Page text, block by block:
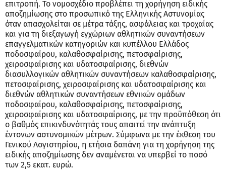
επιτροπή. Το νομοσχέδιο προβλέπει τη χορήγηση ειδικής
αποζημίωσης στο προσωπικό της Ελληνικής Αστυνομίας
όταν απασχολείται σε μέτρα τάξης, ασφάλειας και τροχαίας
και για τη διεξαγωγή εγχώριων αθλητικών συναντήσεων
επαγγελματικών κατηγοριών και κυπέλλου Ελλάδος
ποδοσφαίρου, καλαθοσφαίρισης, πετοσφαίρισης,
χειροσφαίρισης και υδατοσφαίρισης, διεθνών
διασυλλογικών αθλητικών συναντήσεων καλαθοσφαίρισης,
πετοσφαίρισης, χειροσφαίρισης και υδατοσφαίρισης και
διεθνών αθλητικών συναντήσεων εθνικών ομάδων
ποδοσφαίρου, καλαθοσφαίρισης, πετοσφαίρισης,
χειροσφαίρισης και υδατοσφαίρισης, με την προϋπόθεση ότι
ο βαθμός επικινδυνότητάς τους απαιτεί την ανάπτυξη
έντονων αστυνομικών μέτρων. Σύμφωνα με την έκθεση του
Γενικού Λογιστηρίου, η ετήσια δαπάνη για τη χορήγηση της
ειδικής αποζημίωσης δεν αναμένεται να υπερβεί το ποσό
των 2,5 εκατ. ευρώ.